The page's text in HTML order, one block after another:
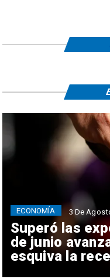
Superó las
de junio
esquiva la
ECONOMÍA 3 De